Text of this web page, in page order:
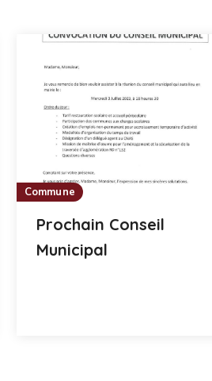
Commune
Prochain Conseil
Municipal